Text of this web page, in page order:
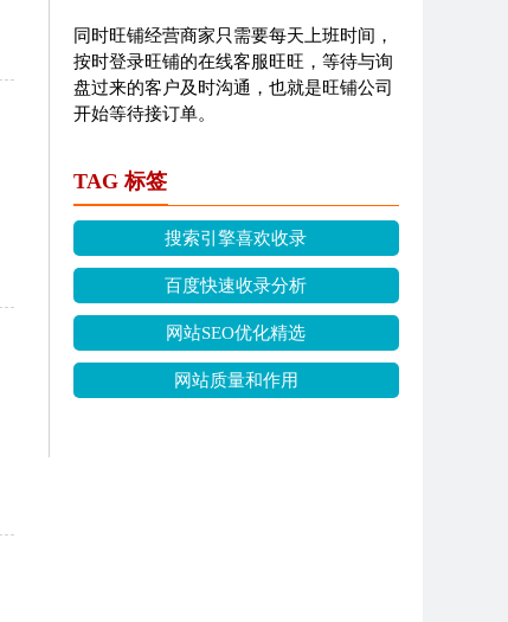
同时旺铺经营商家只需要每天上班时间，
按时登录旺铺的在线客服旺旺，等待与询
盘过来的客户及时沟通，也就是旺铺公司
开始等待接订单。
TAG 标签
搜索引擎喜欢收录
百度快速收录分析
网站SEO优化精选
网站质量和作用